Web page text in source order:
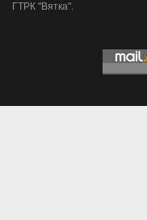
ГТРК "Вятка".